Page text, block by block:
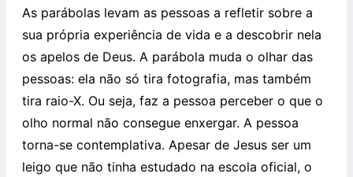
As parábolas levam as pessoas a refletir sobre a
sua própria experiência de vida e a descobrir nela
os apelos de Deus. A parábola muda o olhar das
pessoas: ela não só tira fotografia, mas também
tira raio-X. Ou seja, faz a pessoa perceber o que o
olho normal não consegue enxergar. A pessoa
torna-se contemplativa. Apesar de Jesus ser um
leigo que não tinha estudado na escola oficial, o